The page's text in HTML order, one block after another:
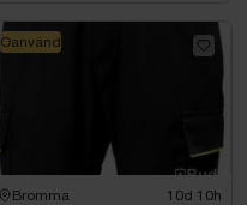
Bromma 10d 10h
Oanvänd